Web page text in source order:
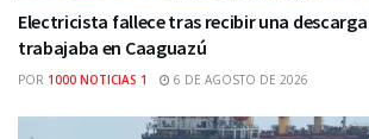
Electricista fallece tras recibir una
trabajaba en Caaguazú
POR 1000 NOTICIAS 1 6 DE AGOSTO DE 2026